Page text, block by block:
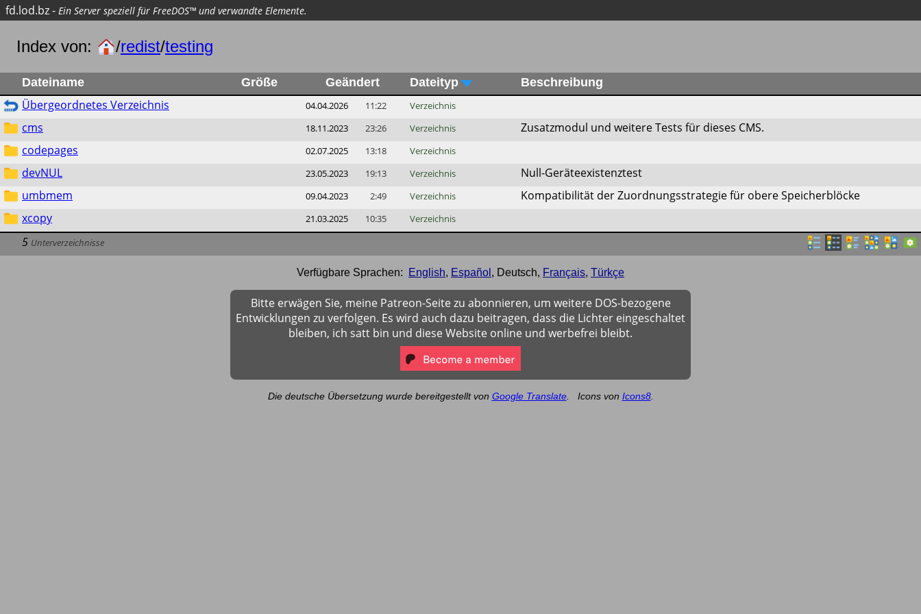
fd.lod.bz- Ein Server speziell für FreeDOS™ und verwandte Elemente.
Index von: /redist/testing
Dateiname Größe Geändert Dateityp Beschreibung
Übergeordnetes Verzeichnis 04.04.2026 11:22 Verzeichnis
cms 18.11.2023 23:26 Verzeichnis
Zusatzmodul und weitere Tests für dieses CMS.
codepages
02.07.2025 13:18 Verzeichnis
devNUL 23.05.2023 19:13 Verzeichnis
Null-Geräteexistenztest
umbmem
09.04.2023 2:49 Verzeichnis
Kompatibilität der Zuordnungsstrategie für obere Speicherblöcke
xcopy
21.03.2025 10:35 Verzeichnis
5 Unterverzeichnisse
Verfügbare Sprachen: English, Español , Deutsch, Français, Türkçe
Bitte erwägen Sie, meine Patreon-Seite zu abonnieren, um weitere DOS-bezogene
Entwicklungen zu verfolgen. Es wird auch dazu beitragen, dass die Lichter eingeschaltet
bleiben, ich satt bin und diese Website online und werbefrei bleibt.
Die deutsche Übersetzung wurde bereitgestellt von Google Translate. Icons von Icons8.